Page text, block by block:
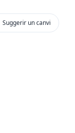
Suggerir un canvi